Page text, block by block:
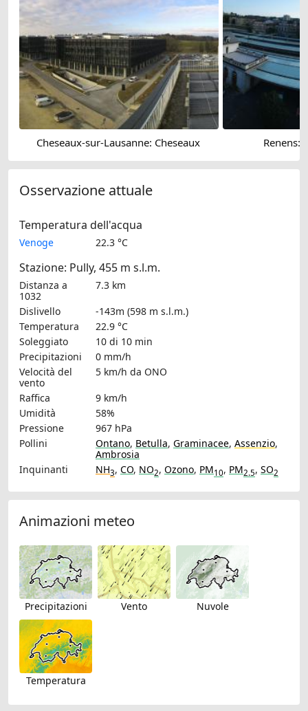
Cheseaux-sur-Lausanne: Cheseaux Renens:
Osservazione attuale
Temperatura dell'acqua
Venoge 22.3 °C
Stazione: Pully, 455 m s.l.m.
Distanza a
1032
7.3 km
Dislivello
-143m (598 m s.l.m.)
Temperatura
22.9 °C
Soleggiato
10 di 10 min
Precipitazioni
0 mm/h
Velocità del
vento
5 km/h da ONO
Raffica
9 km/h
Umidità
58%
Pressione
967 hPa
Pollini
Ontano, Betulla, Graminacee, Assenzio,
Ambrosia
Inquinanti
NH3, CO, NO2, Ozono, PM10, PM2.5, SO2
Animazioni meteo
Precipitazioni Vento Nuvole
Temperatura